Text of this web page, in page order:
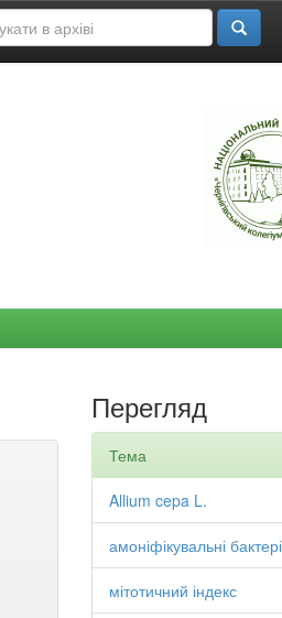
Перегляд
Тема
Allium cepa L.
амоніфікувальні
мітотичний індекс